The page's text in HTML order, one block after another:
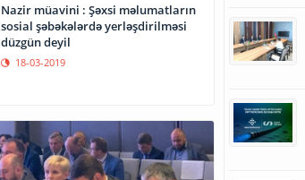
Nazir müavini : Şəxsi məlumatların
sosial şəbəkələrdə yerləşdirilməsi
düzgün deyil
18-03-2019